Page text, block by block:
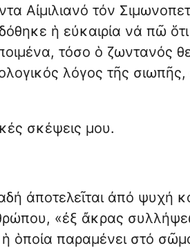
Αἰμιλιανό τόν
ἡ εὐκαιρία νά πῶ
τόσο ὁ ζωντανός
λόγος τῆς σιωπῆς,
σκέψεις μου.
ἀποτελεῖται ἀπό ψυχή
«ἐξ ἄκρας
ὁποία παραμένει στό